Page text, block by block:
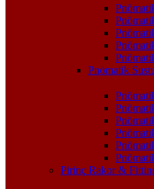
Pnömatik
Pirinç Rakor &